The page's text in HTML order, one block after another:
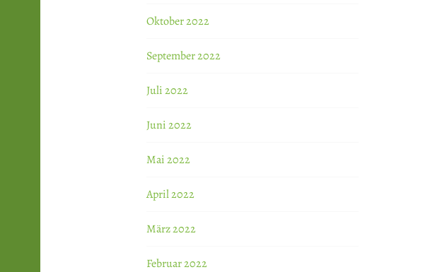
Oktober 2022
September 2022
Juli 2022
Juni 2022
Mai 2022
April 2022
März 2022
Februar 2022